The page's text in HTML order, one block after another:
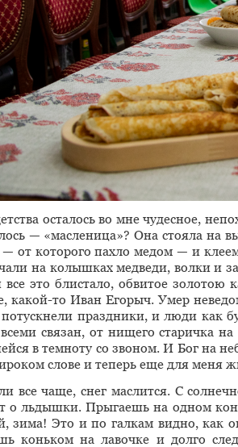
осталось во мне чудесное,
— «масленица»? Она стояла на
— от которого пахло медом — и
на колышках медведи, волки и
это блистало, обвитое золотою
какой-то Иван Егорыч. Умер
праздники, и люди как
связан, от нищего старичка
в темноту со звоном. И Бог на
слове и теперь еще для меня
все чаще, снег маслится. С
о льдышки. Прыгаешь на одном
зима! Это и по галкам видно, как
коньком на лавочке и долго